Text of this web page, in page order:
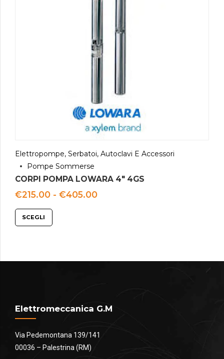
Elettropompe, Serbatoi, Autoclavi E Accessori
Pompe Sommerse
CORPI POMPA LOWARA 4″ 4GS
€215.00 - €405.00Fascia
SCEGLI
Elettromeccanica G.M
Via Pedemontana 139/141
00036 – Palestrina (RM)